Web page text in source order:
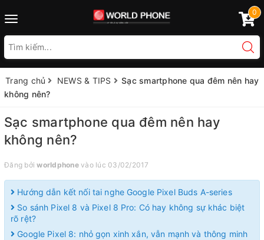
Toggle
0
Trang chủ NEWS & TIPS
Sạc smartphone qua đêm nên hay
không nên?
Sạc smartphone qua đêm nên hay
không nên?
Đăng bởiworldphonevào lúc 03/02/2017
Hướng dẫn kết nối tai nghe Google Pixel Buds A-series
So sánh Pixel 8 và Pixel 8 Pro: Có hay không sự khác biệt
rõ rệt?
Google Pixel 8: nhỏ gọn xinh xắn, vẫn mạnh và thông minh